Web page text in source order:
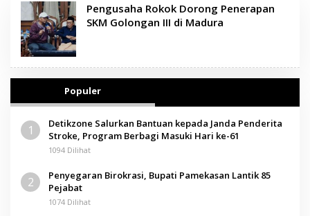
Pengusaha Rokok Dorong Penerapan
SKM Golongan III di Madura
Populer
1
Detikzone Salurkan Bantuan kepada Janda Penderita
Stroke, Program Berbagi Masuki Hari ke-61
1094 Dilihat
2
Penyegaran Birokrasi, Bupati Pamekasan Lantik 85
Pejabat
1074 Dilihat